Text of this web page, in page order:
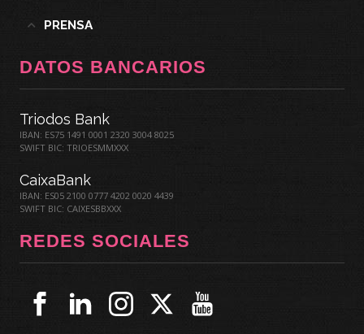
PRENSA
DATOS BANCARIOS
Triodos Bank
IBAN: ES75 1491 0001 2320 3004 8025
SWIFT BIC: TRIOESMMXXX
CaixaBank
IBAN: ES05 2100 0777 4202 0020 4439
SWIFT BIC: CAIXESBBXXX
REDES SOCIALES